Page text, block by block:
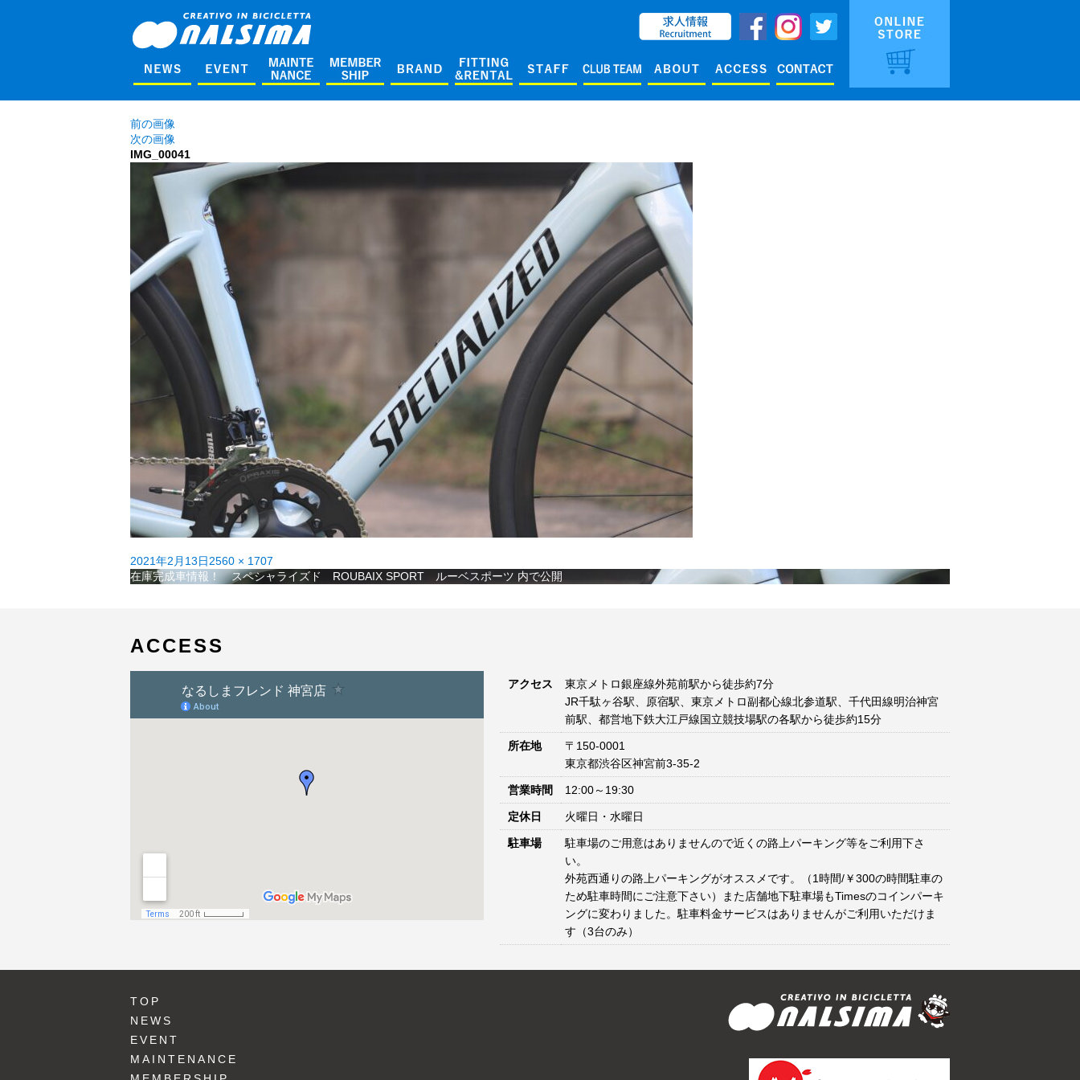
前の画像
次の画像
IMG_00041
投
稿
2021年2月13日フ
ル
2560 × 1707
投
ゲ
ー
在庫完成車情報！ スペシャライズド ROUBAIX SPORT ルーベスポーツ 内で公開
ACCESS
アクセス
東京メトロ銀座線外苑前駅から徒歩約7分
JR千駄ヶ谷駅、原宿駅、東京メトロ副都心線北参道駅、千代田線明治神宮
前駅、都営地下鉄大江戸線国立競技場駅の各駅から徒歩約15分
所在地
〒150-0001
東京都渋谷区神宮前3-35-2
営業時間 12:00～19:30
定休日 火曜日・水曜日
駐車場
駐車場のご用意はありませんので近くの路上パーキング等をご利用下さ
い。
外苑西通りの路上パーキングがオススメです。（1時間/￥300の時間駐車の
ため駐車時間にご注意下さい）また店舗地下駐車場もTimesのコインパーキ
ングに変わりました。駐車料金サービスはありませんがご利用いただけま
す（3台のみ）
TOP
NEWS
EVENT
MAINTENANCE